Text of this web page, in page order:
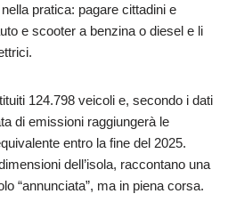
pratica: pagare cittadini e
e scooter a benzina o diesel e li
124.798 veicoli e, secondo i dati
di emissioni raggiungerà le
entro la fine del 2025.
dell’isola, raccontano una
“annunciata”, ma in piena corsa.